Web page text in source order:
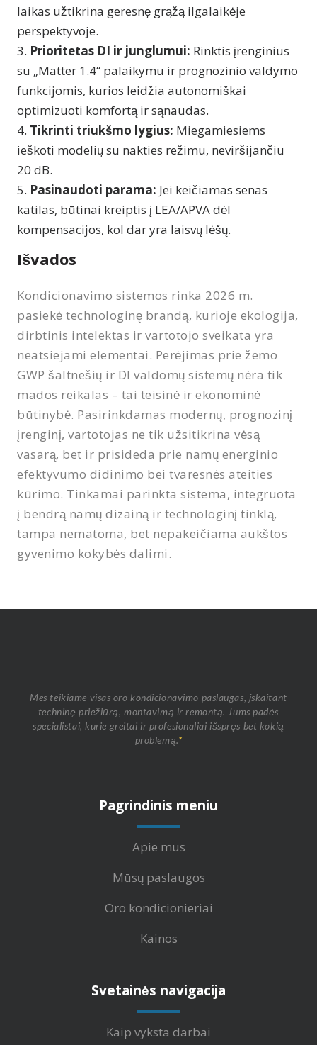
laikas užtikrina geresnę grąžą ilgalaikėje
perspektyvoje.
Prioritetas DI ir junglumui: Rinktis įrenginius
su „Matter 1.4“ palaikymu ir prognozinio valdymo
funkcijomis, kurios leidžia autonomiškai
optimizuoti komfortą ir sąnaudas.
Tikrinti triukšmo lygius: Miegamiesiems
ieškoti modelių su nakties režimu, neviršijančiu
20 dB.
Pasinaudoti parama: Jei keičiamas senas
katilas, būtinai kreiptis į LEA/APVA dėl
kompensacijos, kol dar yra laisvų lėšų.
Išvados
Kondicionavimo sistemos rinka 2026 m.
pasiekė technologinę brandą, kurioje ekologija,
dirbtinis intelektas ir vartotojo sveikata yra
neatsiejami elementai. Perėjimas prie žemo
GWP šaltnešių ir DI valdomų sistemų nėra tik
mados reikalas – tai teisinė ir ekonominė
būtinybė. Pasirinkdamas modernų, prognozinį
įrenginį, vartotojas ne tik užsitikrina vėsą
vasarą, bet ir prisideda prie namų energinio
efektyvumo didinimo bei tvaresnės ateities
kūrimo. Tinkamai parinkta sistema, integruota
į bendrą namų dizainą ir technologinį tinklą,
tampa nematoma, bet nepakeičiama aukštos
gyvenimo kokybės dalimi.
Mes teikiame visas oro kondicionavimo paslaugas, įskaitant
techninę priežiūrą, montavimą ir remontą. Jums padės
specialistai, kurie greitai ir profesionaliai išspręs bet kokią
problemą.*
Pagrindinis meniu
Apie mus
Mūsų paslaugos
Oro kondicionieriai
Kainos
Svetainės navigacija
Kaip vyksta darbai